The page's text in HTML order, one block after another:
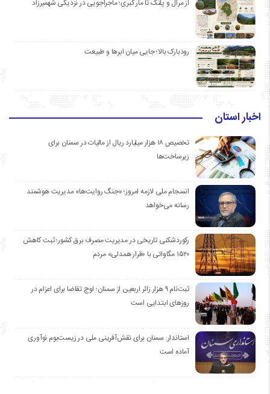
از مرال و پلنگ تا مار کبری؛ ماجراجویی در نزدیکی شهمیرزاد
رودبارک بالا؛ جایی میان ابرها و طبیعت
اخبار استان
تخصیص ۱۸ هزار میلیارد ریال از مالیات در سمنان برای
زیرساخت‌ها
انسجام ملی لازمه امروز؛ «جنگ روایت‌ها» مدیریت هوشمند
رسانه می‌خواهد
رکوردشکنی تاریخی در مدیریت مصرف برق کشور؛ ثبت کاهش
۱۵۲۰ مگاواتی با «قرار همدلی» مردم
ثبت‌نام ۹ هزار زائر اربعین از سمنان؛ اوج تقاضا برای اعزام در
روزهای ابتدایی است
استاندار: سمنان برای نقش‌آفرینی ملی در زیست‌بوم نوآوری
آماده است